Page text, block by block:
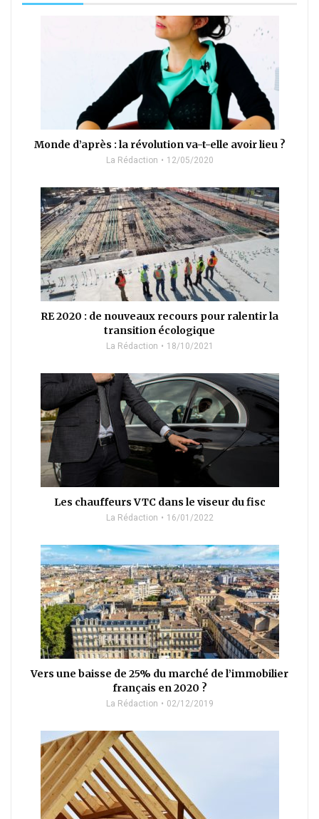
Monde d’après : la révolution va-t-elle avoir lieu ?
La Rédaction 12/05/2020
RE 2020 : de nouveaux recours pour ralentir la
transition écologique
La Rédaction 18/10/2021
Les chauffeurs VTC dans le viseur du fisc
La Rédaction 16/01/2022
Vers une baisse de 25% du marché de l’immobilier
français en 2020 ?
La Rédaction 02/12/2019